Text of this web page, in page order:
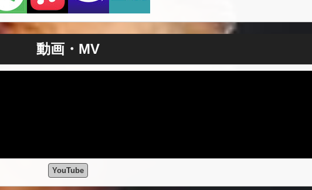
の地図のいたるところに連れて行きました。音楽監督、セッションミュ
ント」のバックボーカルを務めたこともある。
でおり、ロンドンのブリティッシュ・アカデミー・オブ・ニューミュージ
リタ・オラ、ジェス・グリンなどのトレーニングを担当しました。
動画・MV
YouTube